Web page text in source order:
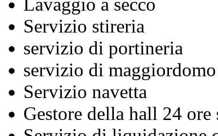
Lavaggio a secco
Servizio stireria
servizio di portineria
servizio di maggiordomo
Servizio navetta
Gestore della hall 24 ore